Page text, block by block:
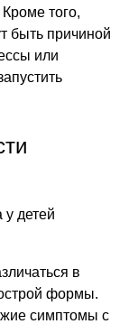
того,
быть причиной
или
детей
в
формы.
симптомы с